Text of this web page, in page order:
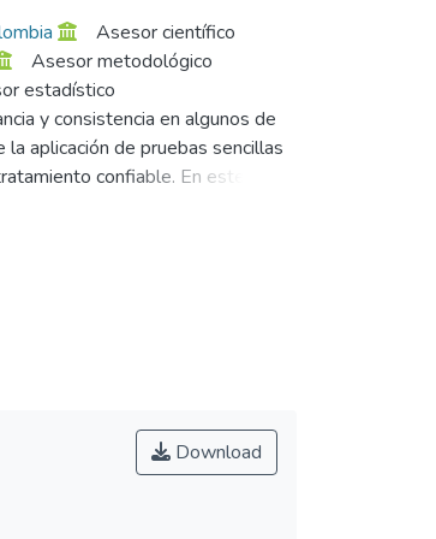
Asesor científico
Asesor metodológico
estadístico
y consistencia en algunos de
aplicación de pruebas sencillas
confiable. En este
en tres tiempos diferentes y
coeficiente de Kappa mayor a
y prácticos en el consultorio
Download